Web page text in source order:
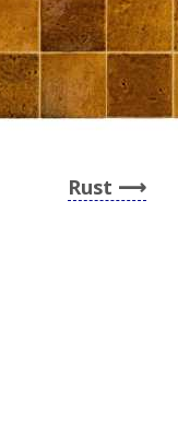
Rust